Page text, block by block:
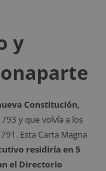
y
Constitución,
y que volvía a los
Esta Carta Magna
residiría en 5
el Directorio